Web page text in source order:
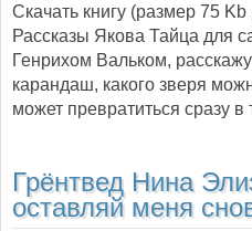
Скачать книгу (размер 75
Рассказы Якова Тайца для
Генрихом Вальком,
карандаш, какого зверя
может превратиться сразу в
Грёнтвед Нина
оставляй меня